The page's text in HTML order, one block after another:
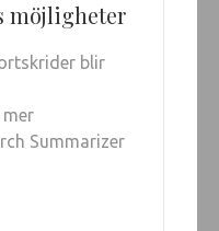
möjligheter
blir
Summarizer